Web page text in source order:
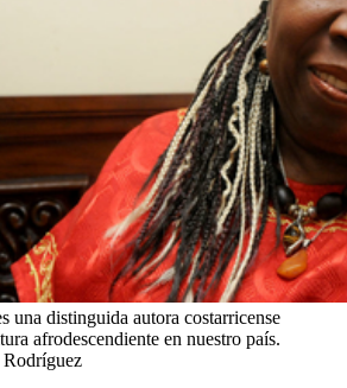
una distinguida autora costarricense
afrodescendiente en nuestro país.